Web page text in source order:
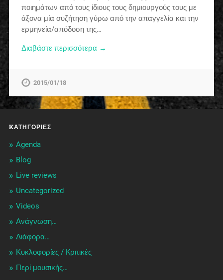
ποιημάτων από τους ίδιους τους δημιουργούς τους με
άξονα μία συζήτηση γύρω από την απαγγελία και την
ερμηνεία/απόδοση της…
Διαβάστε περισσότερα →
2015/01/18
KΑΤΗΓΟΡΊΕΣ
Agenda
Blog
Live reviews
Uncategorized
Videos
Ανάγνωση…
Διάφορα…
Κυκλοφορίες / Kριτικές
Περί μουσικής…